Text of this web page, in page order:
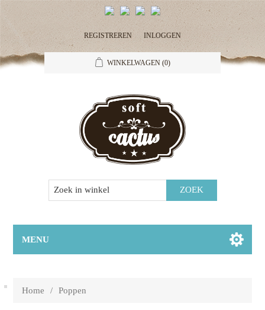
REGISTREREN INLOGGEN
WINKELWAGEN (0)
MENU
Home / Poppen